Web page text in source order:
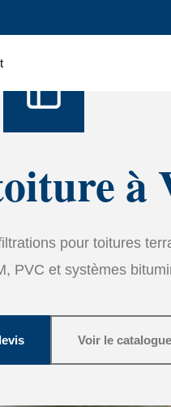
à
pour toitures
PVC et systèmes
Voir le catalogue